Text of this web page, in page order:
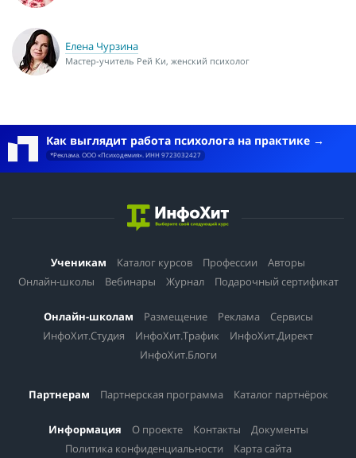
Елена Чурзина
Мастер-учитель Рей Ки, женский психолог
Как выглядит работа психолога на практике
*Реклама. ООО «Психодемия». ИНН 9723032427
Ученикам Каталог курсов Профессии
Авторы
Онлайн-школы
Вебинары Журнал Подарочный сертификат
Онлайн-школам Размещение Реклама
Сервисы
ИнфоХит.Студия
ИнфоХит.Трафик
ИнфоХит.Директ
ИнфоХит.Блоги
Партнерам Партнерская программа Каталог партнёрок
Информация О проекте Контакты
Документы
Политика конфиденциальности
Карта сайта